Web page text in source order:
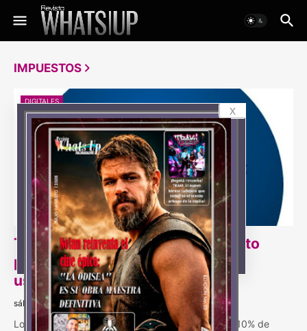
IMPUESTOS
DIGITALES
Tres claves para pagar el impuesto
predial de forma rápida y segura
usando herramientas digitales
sábado, abril 19, 2025
Los contribuyentes en Bogotá pueden pagar con 10% de
x